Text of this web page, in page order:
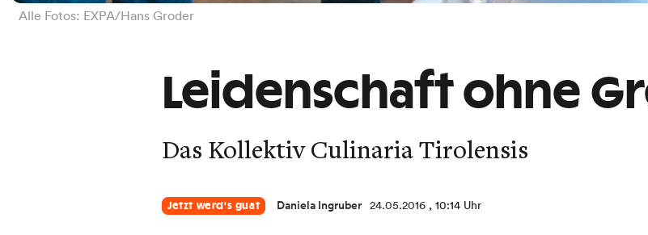
Alle Fotos: EXPA/Hans Groder
Leidenschaft ohne
Das Kollektiv Culinaria Tirolensis
Jetzt werd's guat Daniela Ingruber 24.05.2016 , 10:14 Uhr